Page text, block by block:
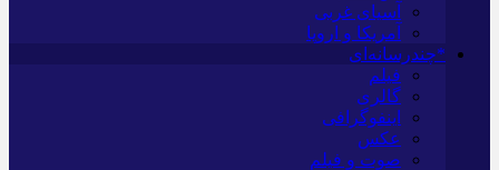
آسیای غربی
آمریکا و اروپا
*چندرسانه‌ای
فیلم
گالری
اینفوگرافی
عکس
صوت و فیلم